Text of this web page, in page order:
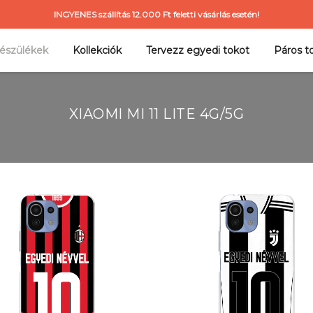
INGYENES szállítás 12.000 Ft feletti vásárlás esetén!
Kollekciók Tervezz egyedi tokot Páros
XIAOMI MI 11 LITE 4G/5G